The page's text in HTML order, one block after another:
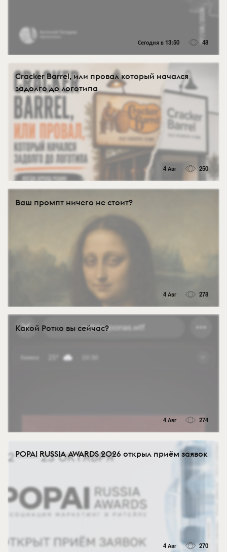
Сегодня в 13:50 48
Cracker Barrel, или провал который начался
задолго до логотипа
4 Авг 250
Ваш промпт ничего не стоит?
4 Авг 278
Какой Ротко вы сейчас?
4 Авг 274
POPAI RUSSIA AWARDS 2026 открыл приём заявок
4 Авг 270